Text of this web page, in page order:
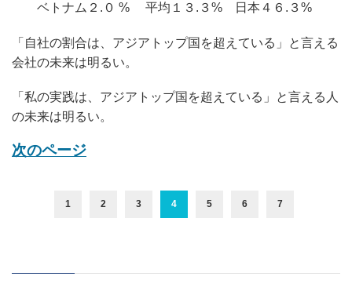
ベトナム２.０ % 平均１３.３% 日本４６.３%
「自社の割合は、アジアトップ国を超えている」と言える
会社の未来は明るい。
「私の実践は、アジアトップ国を超えている」と言える人
の未来は明るい。
次のページ
1 2 3 4 5 6 7